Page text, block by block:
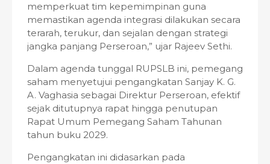
memperkuat tim kepemimpinan guna
memastikan agenda integrasi dilakukan secara
terarah, terukur, dan sejalan dengan strategi
jangka panjang Perseroan,” ujar Rajeev Sethi.
Dalam agenda tunggal RUPSLB ini, pemegang
saham menyetujui pengangkatan Sanjay K. G.
A. Vaghasia sebagai Direktur Perseroan, efektif
sejak ditutupnya rapat hingga penutupan
Rapat Umum Pemegang Saham Tahunan
tahun buku 2029.
Pengangkatan ini didasarkan pada